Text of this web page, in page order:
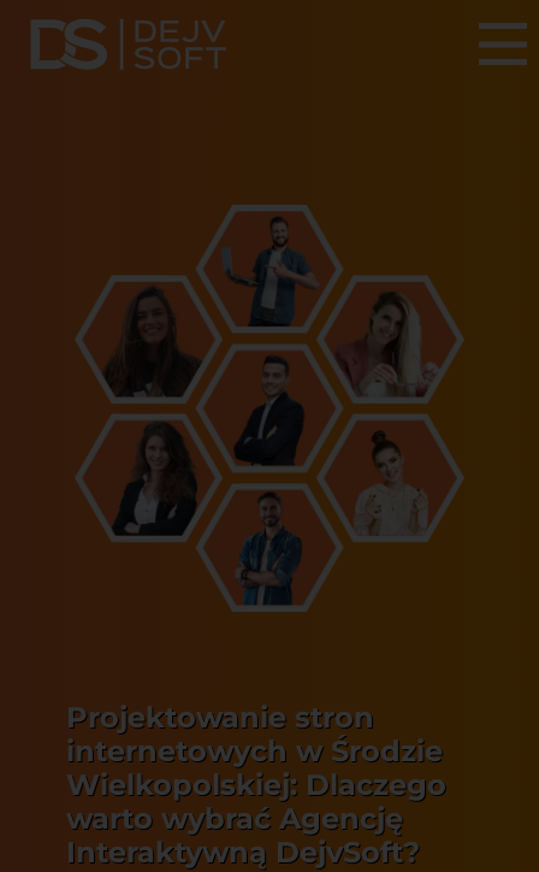
Projektowanie stron
internetowych w Środzie
Wielkopolskiej: Dlaczego
warto wybrać Agencję
Interaktywną DejvSoft?